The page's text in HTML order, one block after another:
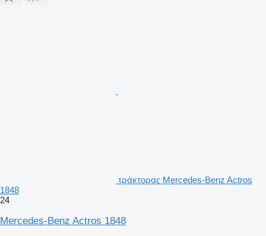
τράκτορας Mercedes-Benz Actros
1848
24
Mercedes-Benz Actros 1848